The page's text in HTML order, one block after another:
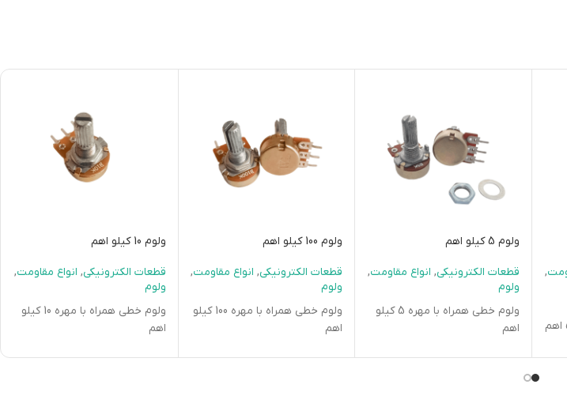
,
ولوم 5 کیلو اهم
قطعات الکترونیکی, انواع مقاومت,
ولوم
ولوم خطی همراه با مهره 5 کیلو
اهم
ولوم 100 کیلو اهم
قطعات الکترونیکی, انواع مقاومت,
ولوم
ولوم خطی همراه با مهره 100 کیلو
اهم
ولوم 10 کیلو اهم
قطعات الکترونیکی, انواع مقاومت,
ولوم
ولوم خطی همراه با مهره 10 کیلو
اهم